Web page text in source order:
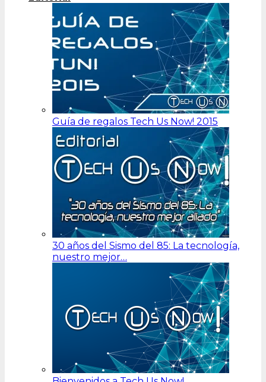
Guía de regalos Tech Us Now! 2015
30 años del Sismo del 85: La tecnología,
nuestro mejor…